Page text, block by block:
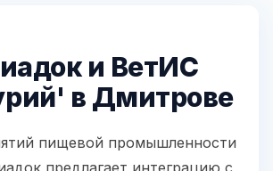
и ВетИС
в Дмитрове
пищевой промышленности